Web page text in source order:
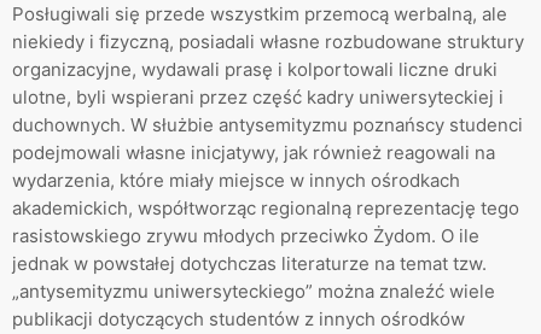
Posługiwali się przede wszystkim przemocą werbalną, ale
niekiedy i fizyczną, posiadali własne rozbudowane struktury
organizacyjne, wydawali prasę i kolportowali liczne druki
ulotne, byli wspierani przez część kadry uniwersyteckiej i
duchownych. W służbie antysemityzmu poznańscy studenci
podejmowali własne inicjatywy, jak również reagowali na
wydarzenia, które miały miejsce w innych ośrodkach
akademickich, współtworząc regionalną reprezentację tego
rasistowskiego zrywu młodych przeciwko Żydom. O ile
jednak w powstałej dotychczas literaturze na temat tzw.
„antysemityzmu uniwersyteckiego” można znaleźć wiele
publikacji dotyczących studentów z innych ośrodków